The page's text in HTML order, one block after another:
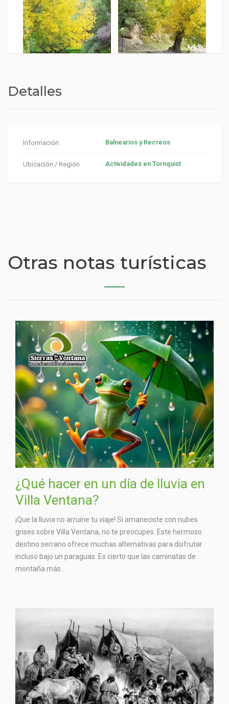
Detalles
Información Balnearios y Recreos
Ubicación / Región Actividades en Tornquist
Otras notas turísticas
¿Qué hacer en un día de lluvia en
Villa Ventana?
¡Que la lluvia no arruine tu viaje! Si amaneciste con nubes
grises sobre Villa Ventana, no te preocupes. Este hermoso
destino serrano ofrece muchas alternativas para disfrutar
incluso bajo un paraguas. Es cierto que las caminatas de
montaña más...